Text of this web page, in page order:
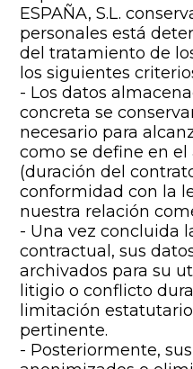
ESPAÑA, S.L.
personales está
del tratamiento de
los siguientes
- Los datos
concreta se
necesario para
como se define en
(duración del
conformidad con la
nuestra relación
- Una vez concluida
contractual, sus
archivados para su
litigio o conflicto
limitación
pertinente.
- Posteriormente,